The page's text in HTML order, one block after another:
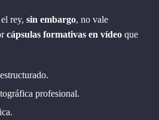
rey, sin embargo, no vale
cápsulas formativas en vídeo que
profesional.